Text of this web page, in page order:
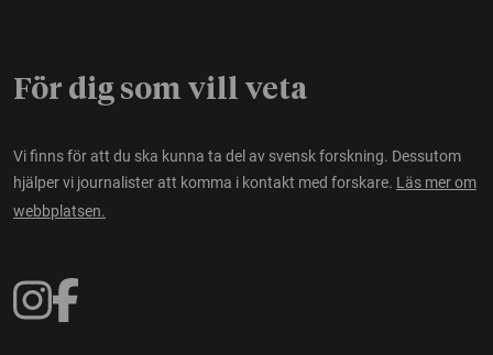
För dig som vill veta
Vi finns för att du ska kunna ta del av svensk forskning. Dessutom
hjälper vi journalister att komma i kontakt med forskare. Läs mer om
webbplatsen.